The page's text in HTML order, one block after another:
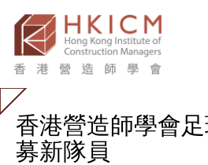
香港營造師學會
募新隊員